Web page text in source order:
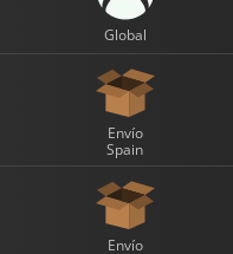
Global
Envío
Spain
Envío